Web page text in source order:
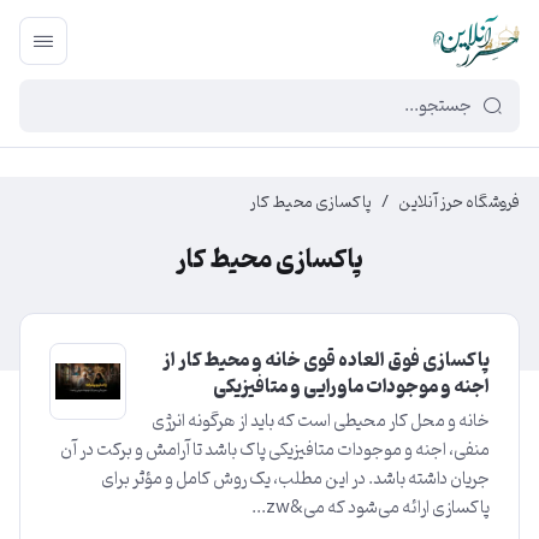
449f43cf-3da2-4422-bb12-2566cb5b8b05
فروشگاه حرز آنلاین / پاکسازی محیط کار
پاکسازی محیط کار
پاکسازی فوق العاده قوی خانه و محیط کار از
اجنه و موجودات ماورایی و متافیزیکی
خانه و محل کار محیطی است که باید از هرگونه انرژی
منفی، اجنه و موجودات متافیزیکی پاک باشد تا آرامش و برکت در آن
جریان داشته باشد. در این مطلب، یک روش کامل و مؤثر برای
پاکسازی ارائه می‌شود که می&zw...